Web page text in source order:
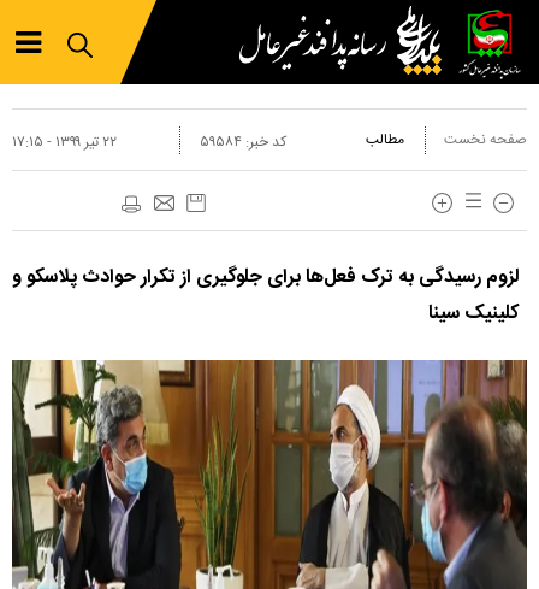
صفحه نخست مطالب ۲۲ تير ۱۳۹۹ - ۱۷:۱۵ کد خبر:۵۹۵۸۴
لزوم رسیدگی به ترک فعل‌ها برای جلوگیری از تکرار حوادث پلاسکو و
کلینیک سینا